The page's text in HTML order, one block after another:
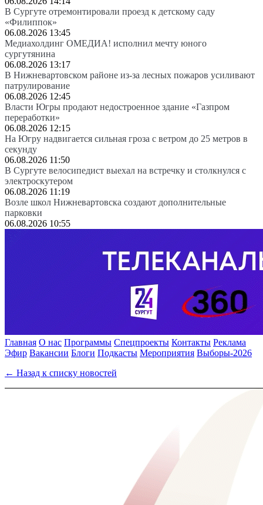
В Сургуте отремонтировали проезд к детскому саду
«Филиппок»
06.08.2026 13:45
Медиахолдинг ОМЕДИА! исполнил мечту юного
сургутянина
06.08.2026 13:17
В Нижневартовском районе из-за лесных пожаров усиливают
патрулирование
06.08.2026 12:45
Власти Югры продают недостроенное здание «Газпром
переработки»
06.08.2026 12:15
На Югру надвигается сильная гроза с ветром до 25 метров в
секунду
06.08.2026 11:50
В Сургуте велосипедист выехал на встречку и столкнулся с
электроскутером
06.08.2026 11:19
Возле школ Нижневартовска создают дополнительные
парковки
06.08.2026 10:55
Главная О нас Программы Спецпроекты Контакты Реклама
Эфир Вакансии Блоги Подкасты Мероприятия Выборы-2026
← Назад к списку новостей